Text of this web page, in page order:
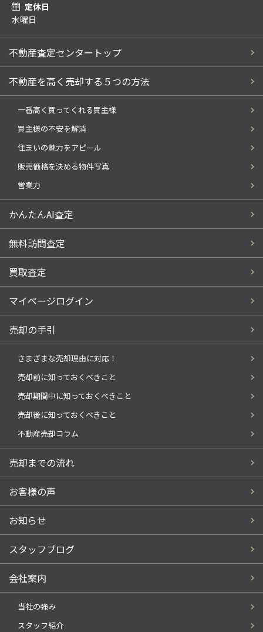
定休日
水曜日
不動産査定センタートップ
不動産を高く売却する５つの方法
一番高く買ってくれる買主様
買主様の不安を解消
住まいの魅力をアピール
販売価格を決める物件写真
営業力
かんたんAI査定
無料訪問査定
買取査定
マイページログイン
売却の手引
さまざまな売却理由に対応！
売却前に知っておくべきこと
売却期間中に知っておくべきこと
売却後に知っておくべきこと
不動産売却コラム
売却までの流れ
お客様の声
お知らせ
スタッフブログ
会社案内
当社の強み
スタッフ紹介